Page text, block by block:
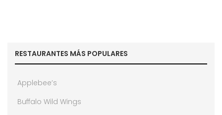
RESTAURANTES MÁS POPULARES
Applebee’s
Buffalo Wild Wings